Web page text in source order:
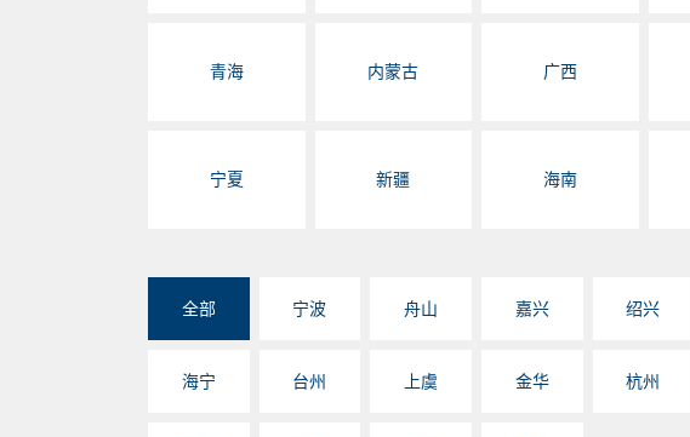
青海 内蒙古 广西
宁夏 新疆 海南
全部 宁波 舟山 嘉兴 绍兴
海宁 台州 上虞 金华 杭州